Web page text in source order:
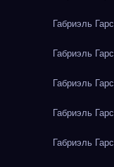
Габриэль
Габриэль
Габриэль
Габриэль
Габриэль